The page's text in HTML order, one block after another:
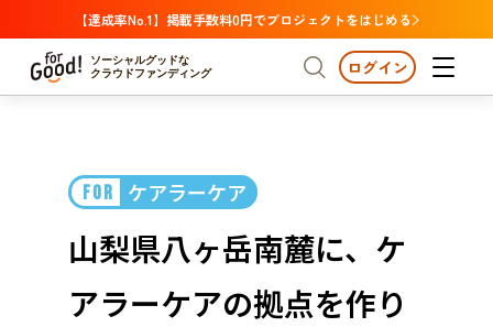
【達成率No.1】掲載手数料0円でプロジェクトをはじめる
ソーシャルグッドな
クラウドファンディング
プロジェクトからさがす
カテゴリーからさがす 国際協力
医療・福祉
人権・マイノリティ
注目 新着
支援金額が多い
支援人数が多い
終了日が近い
カテゴリーからさがす
国際協力 医療・福祉
子ども・教育
ログイン
FOR ケアラーケア
山梨県八ヶ岳南麓に、ケ
アラーケアの拠点を作り